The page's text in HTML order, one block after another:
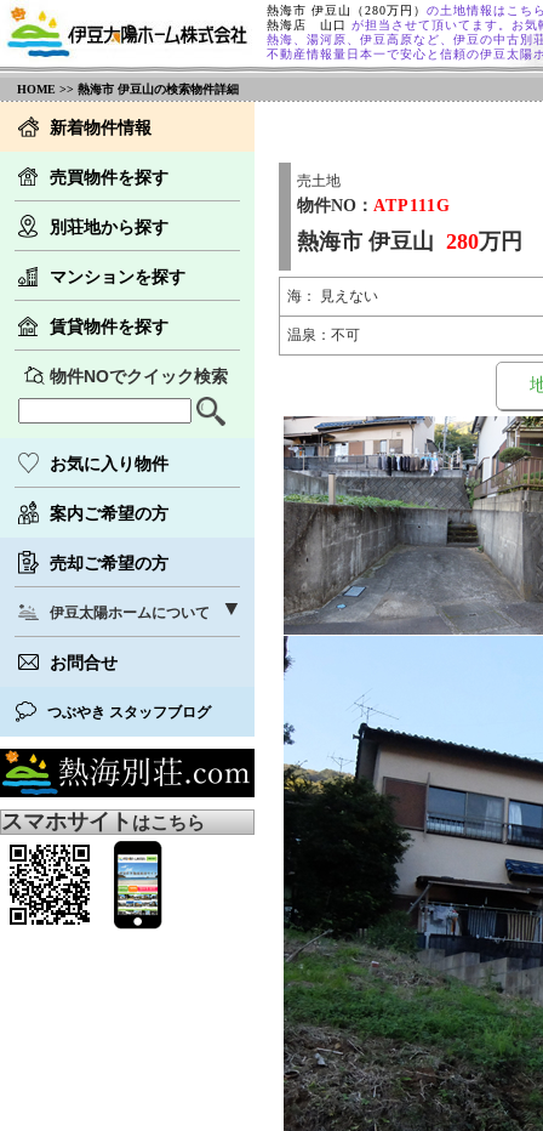
熱海市 伊豆山（280万円） の土地情報はこち
熱海店 山口 が担当させて頂いてます。お気
熱海、湯河原、伊豆高原など、伊豆の中古別
不動産情報量日本一で安心と信頼の伊豆太陽
HOME >> 熱海市 伊豆山の検索物件詳細
新着物件情報
売買物件を探す
別荘地から探す
マンションを探す
賃貸物件を探す
物件NOでクイック検索
お気に入り物件
案内ご希望の方
売却ご希望の方
伊豆太陽ホームについて
お問合せ
つぶやき スタッフブログ
スマホサイトはこちら
売土地
物件NO： ATP111G
熱海市 伊豆山 280万円
海： 見えない
温泉：不可